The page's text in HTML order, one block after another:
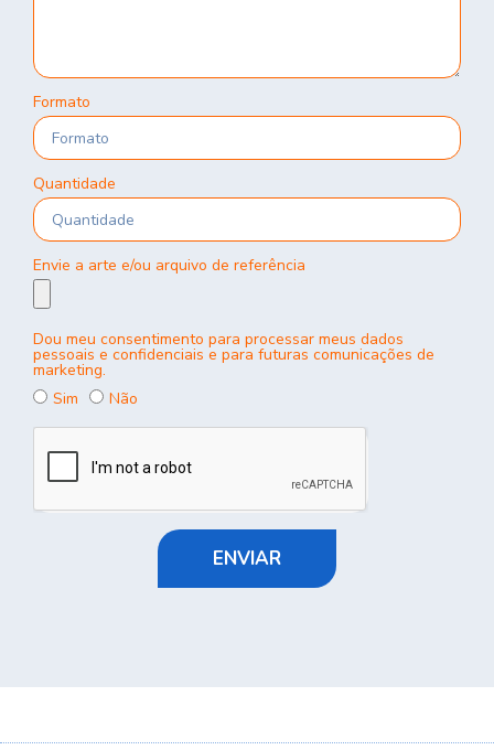
Formato
Quantidade
Envie a arte e/ou arquivo de referência
Dou meu consentimento para processar meus dados
pessoais e confidenciais e para futuras comunicações de
marketing.
Sim
Não
ENVIAR